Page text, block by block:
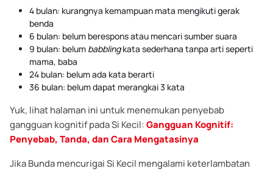
4 bulan: kurangnya kemampuan mata mengikuti gerak
benda
6 bulan: belum berespons atau mencari sumber suara
9 bulan: belum babblingkata sederhana tanpa arti seperti
mama, baba
24 bulan: belum ada kata berarti
36 bulan: belum dapat merangkai 3 kata
Yuk, lihat halaman ini untuk menemukan penyebab
gangguan kognitif pada Si Kecil:Gangguan Kognitif:
Penyebab, Tanda, dan Cara Mengatasinya
Jika Bunda mencurigai Si Kecil mengalami keterlambatan